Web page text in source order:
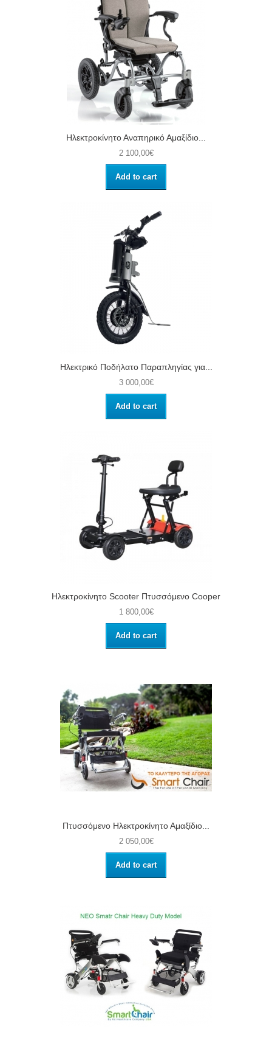
Ηλεκτροκίνητο Αναπηρικό Αμαξίδιο...
2 100,00€
Add to cart
Ηλεκτρικό Ποδήλατο Παραπληγίας για...
3 000,00€
Add to cart
Ηλεκτροκίνητο Scooter Πτυσσόμενο Cooper
1 800,00€
Add to cart
Πτυσσόμενο Ηλεκτροκίνητο Αμαξίδιο...
2 050,00€
Add to cart